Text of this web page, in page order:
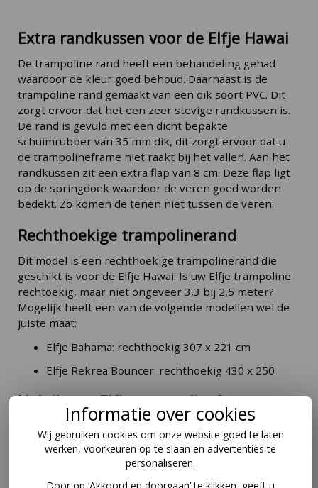
Extra randkussen voor de Elfje Hawai
De trampoline rand heeft een behandeling gehad
waardoor de kleur goed behoud. Daarnaast is de
trampoline rand gemaakt van een dik soort PVC. Dit
zorgt ervoor dat het een zeer stevige randkussen is.
De rand is gevuld met een dicht bepakte
schuimrubber van 35 mm dik, dit zorgt ervoor dat u
de trampolineframe niet raakt bij het vallen. Aan het
randkussen zit een extra flap van 8 cm. Deze flap ligt
op de springdoek waardoor de veren goed worden
bedekt. Zo komen de tenen niet tussen de veren.
Rechthoekige trampolinerand
Dit model is een rechthoekige trampolinerand die
geschikt is voor de Elfje Hawai. Is uw Elfje trampoline
rechtoekig, maar niet ongeveer 3,3 bij 2,5 meter?
Mogelijk heeft een van de volgende modellen wel de
juiste maat:
Elfje Bahama: rechthoekig 307 x 221 cm
Elfje Rekrea Bouncer: rechthoekig 430 x 250
Heb ik een Elfje trampoline?
logo:
Informatie over cookies
Wij gebruiken cookies om onze website goed te laten
werken, voorkeuren op te slaan en advertenties te
personaliseren.
Door op ‘Akkoord en doorgaan’ te klikken, geeft u